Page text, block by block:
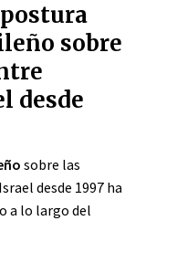
sobre
desde
sobre las
desde 1997 ha
a lo largo del